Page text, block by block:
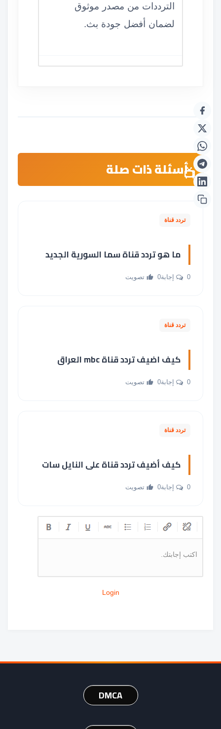
الترددات من مصدر موثوق
لضمان أفضل جودة بث.
أسئلة ذات صلة
تردد قناة
ما هو تردد قناة سما السورية الجديد
0 إجابة 0 تصويت
تردد قناة
كيف اضيف تردد قناة mbc العراق
0 إجابة 0 تصويت
تردد قناة
كيف أضيف تردد قناة على النايل سات
0 إجابة 0 تصويت
اكتب إجابتك.
Login
DMCA